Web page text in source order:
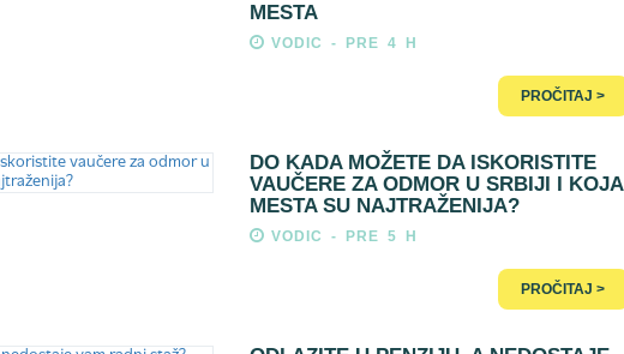
MESTA
VODIC - PRE 4 H
PROČITAJ >
DO KADA MOŽETE DA ISKORISTITE
VAUČERE ZA ODMOR U SRBIJI I KOJA
MESTA SU NAJTRAŽENIJA?
VODIC - PRE 5 H
PROČITAJ >